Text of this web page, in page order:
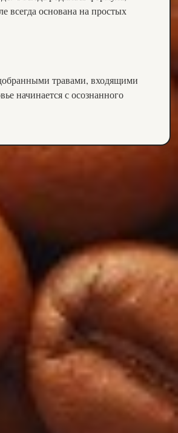
всегда основана на простых
травами, входящими
начинается с осознанного